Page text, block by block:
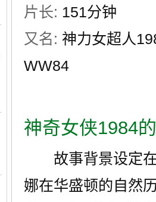
片长: 151分钟
又名: 神力女超人
WW84
神奇女侠1984
故事背景设定在
娜在华盛顿的自然